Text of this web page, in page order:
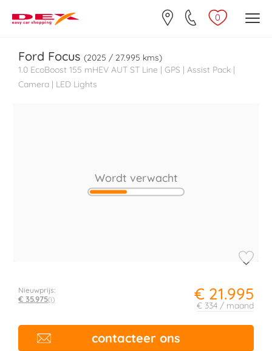
0
Ford Focus (2025 / 27.995 kms)
1.0 EcoBoost 155 mHEV AUT ST Line | GPS | Assist Pack |
Camera | LED Lights
Wordt verwacht
€ 21.995
€ 334 / maand
Nieuwprijs:
€ 35.975(i)
contacteer ons